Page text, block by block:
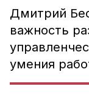
Дмитрий
важность
умения